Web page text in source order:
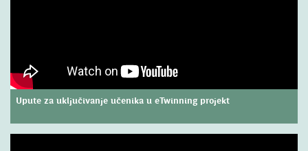
Upute za uključivanje učenika u eTwinning projekt